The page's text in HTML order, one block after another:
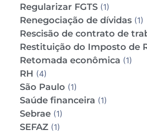
Regularizar FGTS (1)
Renegociação de dívidas (1)
Rescisão de contrato de
Restituição do Imposto de
Retomada econômica (1)
RH (4)
São Paulo (1)
Saúde financeira (1)
Sebrae (1)
SEFAZ (1)